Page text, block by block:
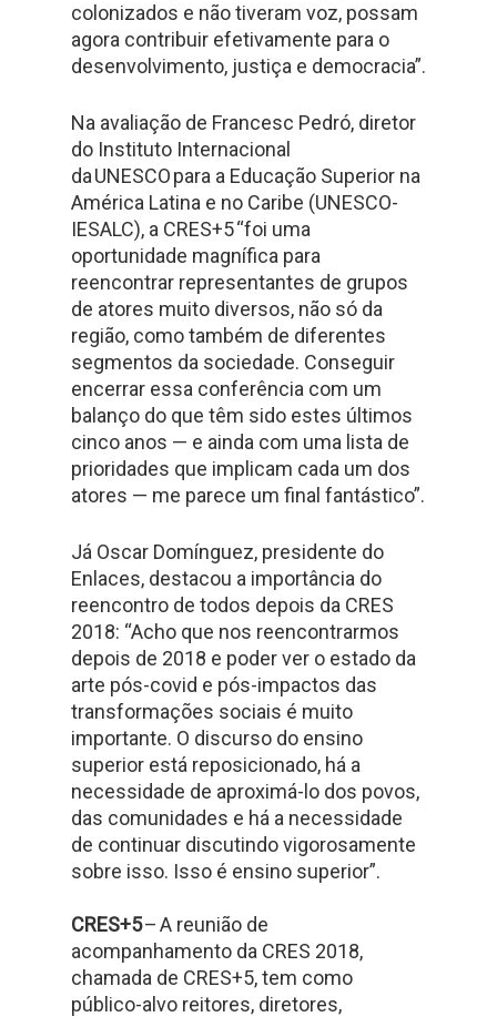
colonizados e não tiveram voz, possam
agora contribuir efetivamente para o
desenvolvimento, justiça e democracia”.
Na avaliação de Francesc Pedró, diretor
do Instituto Internacional
da UNESCO para a Educação Superior na
América Latina e no Caribe (UNESCO-
IESALC), a CRES+5 “foi uma
oportunidade magnífica para
reencontrar representantes de grupos
de atores muito diversos, não só da
região, como também de diferentes
segmentos da sociedade. Conseguir
encerrar essa conferência com um
balanço do que têm sido estes últimos
cinco anos — e ainda com uma lista de
prioridades que implicam cada um dos
atores — me parece um final fantástico”.
Já Oscar Domínguez, presidente do
Enlaces, destacou a importância do
reencontro de todos depois da CRES
2018: “Acho que nos reencontrarmos
depois de 2018 e poder ver o estado da
arte pós-covid e pós-impactos das
transformações sociais é muito
importante. O discurso do ensino
superior está reposicionado, há a
necessidade de aproximá-lo dos povos,
das comunidades e há a necessidade
de continuar discutindo vigorosamente
sobre isso. Isso é ensino superior”.
CRES+5– A reunião de
acompanhamento da CRES 2018,
chamada de CRES+5, tem como
público-alvo reitores, diretores,